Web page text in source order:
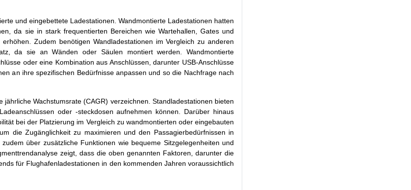
und eingebettete Ladestationen. Wandmontierte Ladestationen hatten
da sie in stark frequentierten Bereichen wie Wartehallen, Gates und
Zudem benötigen Wandladestationen im Vergleich zu anderen
da sie an Wänden oder Säulen montiert werden. Wandmontierte
oder eine Kombination aus Anschlüssen, darunter USB-Anschlüsse
an ihre spezifischen Bedürfnisse anpassen und so die Nachfrage nach
Wachstumsrate (CAGR) verzeichnen. Standladestationen bieten
oder -steckdosen aufnehmen können. Darüber hinaus
bei der Platzierung im Vergleich zu wandmontierten oder eingebauten
die Zugänglichkeit zu maximieren und den Passagierbedürfnissen in
über zusätzliche Funktionen wie bequeme Sitzgelegenheiten und
zeigt, dass die oben genannten Faktoren, darunter die
für Flughafenladestationen in den kommenden Jahren voraussichtlich